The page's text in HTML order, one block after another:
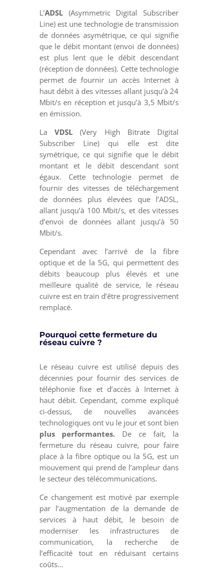
L’ADSL (Asymmetric Digital Subscriber
Line) est une technologie de transmission
de données asymétrique, ce qui signifie
que le débit montant (envoi de données)
est plus lent que le débit descendant
(réception de données). Cette technologie
permet de fournir un accès Internet à
haut débit à des vitesses allant jusqu’à 24
Mbit/s en réception et jusqu’à 3,5 Mbit/s
en émission.
La VDSL(Very High Bitrate Digital
Subscriber Line) qui elle est dite
symétrique, ce qui signifie que le débit
montant et le débit descendant sont
égaux. Cette technologie permet de
fournir des vitesses de téléchargement
de données plus élevées que l’ADSL,
allant jusqu’à 100 Mbit/s, et des vitesses
d’envoi de données allant jusqu’à 50
Mbit/s.
Cependant avec l’arrivé de la fibre
optique et de la 5G, qui permettent des
débits beaucoup plus élevés et une
meilleure qualité de service, le réseau
cuivre est en train d’être progressivement
remplacé.
Pourquoi cette fermeture du
réseau cuivre ?
Le réseau cuivre est utilisé depuis des
décennies pour fournir des services de
téléphonie fixe et d’accès à Internet à
haut débit. Cependant, comme expliqué
ci-dessus, de nouvelles avancées
technologiques ont vu le jour et sont bien
plus performantes. De ce fait, la
fermeture du réseau cuivre, pour faire
place à la fibre optique ou la 5G, est un
mouvement qui prend de l’ampleur dans
le secteur des télécommunications.
Ce changement est motivé par exemple
par l’augmentation de la demande de
services à haut débit, le besoin de
moderniser les infrastructures de
communication, la recherche de
l’efficacité tout en réduisant certains
coûts…